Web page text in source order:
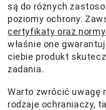
są do różnych
poziomy ochrony.
certyfikaty oraz
właśnie one
ciebie produkt
zadania.
Warto zwrócić uwagę
rodzaje ochraniaczy,